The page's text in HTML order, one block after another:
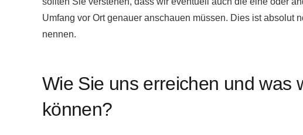
Umfang vor Ort genauer anschauen müssen. Dies ist absolut
nennen.
Wie Sie uns erreichen und was
können?